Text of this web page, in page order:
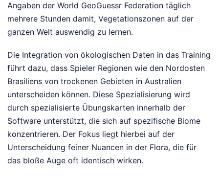
Angaben der World GeoGuessr Federation täglich
mehrere Stunden damit, Vegetationszonen auf der
ganzen Welt auswendig zu lernen.
Die Integration von ökologischen Daten in das Training
führt dazu, dass Spieler Regionen wie den Nordosten
Brasiliens von trockenen Gebieten in Australien
unterscheiden können. Diese Spezialisierung wird
durch spezialisierte Übungskarten innerhalb der
Software unterstützt, die sich auf spezifische Biome
konzentrieren. Der Fokus liegt hierbei auf der
Unterscheidung feiner Nuancen in der Flora, die für
das bloße Auge oft identisch wirken.